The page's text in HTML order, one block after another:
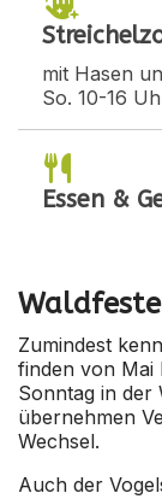
mit Hasen
So. 10-16
Essen &
Zumindest
finden von Mai
Sonntag in der
übernehmen
Wechsel.
Auch der